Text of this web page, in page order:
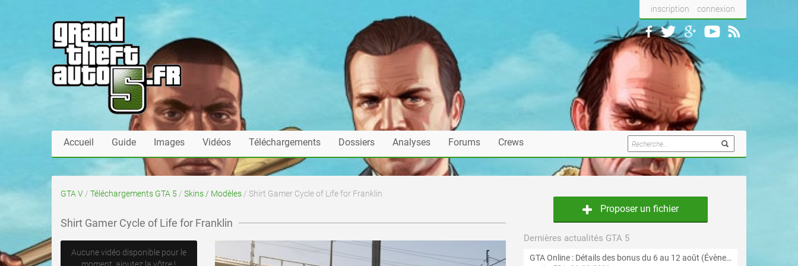
inscription connexion
Accueil Guide Images Vidéos Téléchargements Dossiers Analyses Forums Crews
GTA V / Téléchargements GTA 5 / Skins / Modèles / Shirt Gamer Cycle of Life for Franklin
Shirt Gamer Cycle of Life for Franklin
Aucune vidéo disponible pour le
Proposer un fichier
Dernières actualités GTA 5
GTA Online : Détails des bonus du 6 au 12 août (Évènement « Braquages de l'été » - Suite et fin)